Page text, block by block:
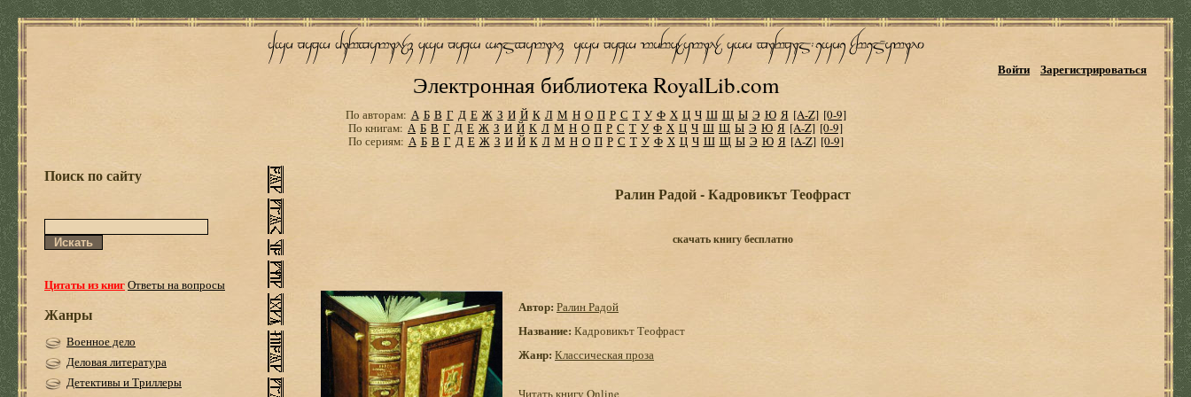
Электронная библиотека RoyalLib.com
Войти Зарегистрироваться
По авторам: А Б В Г Д Е Ж З И Й К Л М Н О П Р С Т У Ф Х Ц Ч Ш Щ Ы Э Ю Я [A-Z] [0-9]
По книгам: А Б В Г Д Е Ж З И Й К Л М Н О П Р С Т У Ф Х Ц Ч Ш Щ Ы Э Ю Я [A-Z] [0-9]
По сериям: А Б В Г Д Е Ж З И Й К Л М Н О П Р С Т У Ф Х Ц Ч Ш Щ Ы Э Ю Я [A-Z] [0-9]
Поиск по сайту
Цитаты из книгОтветы на вопросы
Жанры
Военное дело
Деловая литература
Детективы и Триллеры
Ралин Радой - Кадровикът Теофраст
скачать книгу бесплатно
Автор: Ралин Радой
Название: Кадровикът Теофраст
Жанр: Классическая проза
Читать книгу Online